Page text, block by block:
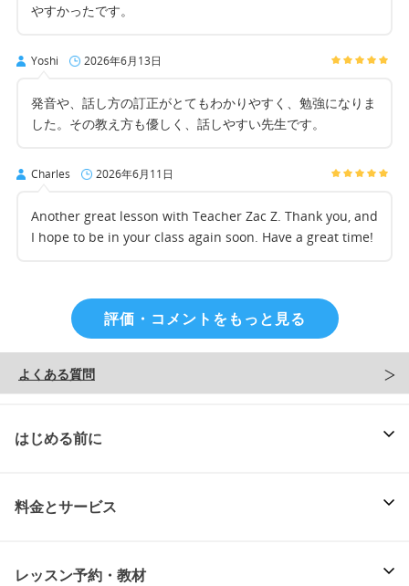
やすかったです。
Yoshi 2026年6月13日
発音や、話し方の訂正がとてもわかりやすく、勉強になりま
した。その教え方も優しく、話しやすい先生です。
Charles 2026年6月11日
Another great lesson with Teacher Zac Z. Thank you, and
I hope to be in your class again soon. Have a great time!
評価・コメントをもっと見る
よくある質問
はじめる前に
料金とサービス
レッスン予約・教材